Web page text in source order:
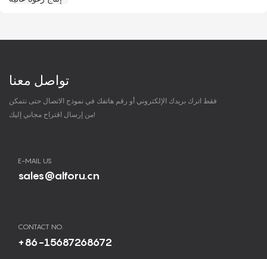
تواصل معنا
فقط اترك بريدك الإلكتروني أو رقم هاتفك في نموذج الاتصال حتى نتمكن
من إرسال اقتراح مجاني إليك!
E-MAIL US
sales@alforu.cn
CONTACT NO.
+86-15687268672